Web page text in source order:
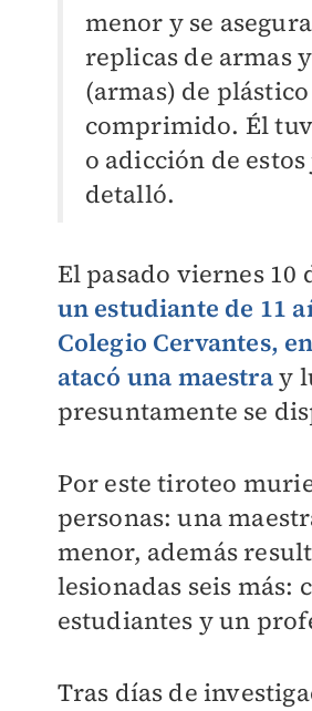
menor y se
replicas de armas
(armas) de
comprimido. Él
o adicción de estos
detalló.
El pasado viernes 10
un estudiante de 11
Colegio Cervantes,
atacó una maestray
presuntamente se
Por este tiroteo
personas: una
menor, además
lesionadas seis más:
estudiantes y un
Tras días de